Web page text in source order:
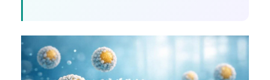
Português
Ελληνικά